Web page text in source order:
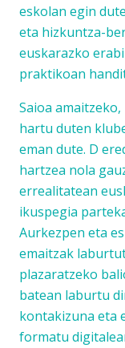
eskolan egin
eta hizkuntza-
euskarazko
praktikoan
Saioa
hartu duten
eman dute. D
hartzea nola
errealitatean
ikuspegia
Aurkezpen eta
emaitzak
plazaratzeko
batean laburtu
kontakizuna eta
formatu